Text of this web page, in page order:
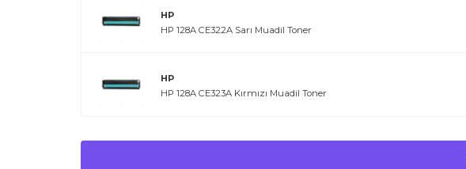
HP
HP 128A CE322A Sarı Muadil Toner
HP
HP 128A CE323A Kırmızı Muadil Toner